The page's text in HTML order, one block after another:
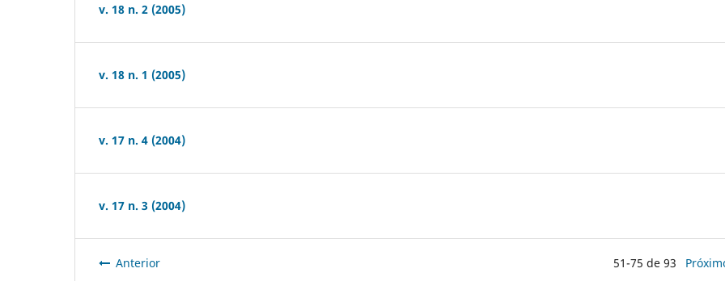
v. 18 n. 2 (2005)
v. 18 n. 1 (2005)
v. 17 n. 4 (2004)
v. 17 n. 3 (2004)
Anterior 51-75 de 93